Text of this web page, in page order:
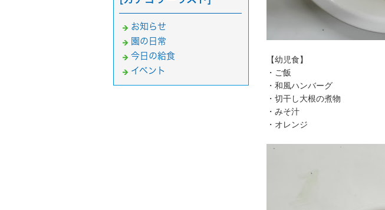
【幼児食】
・ご飯
・和風ハンバーグ
・切干し大根の煮物
・みそ汁
・オレンジ
お知らせ
園の日常
今日の給食
イベント